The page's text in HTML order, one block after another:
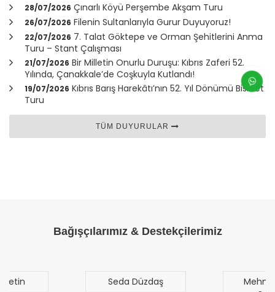
28/07/2026 Çınarlı Köyü Perşembe Akşam Turu
26/07/2026 Filenin Sultanlarıyla Gurur Duyuyoruz!
22/07/2026 7. Talat Göktepe ve Orman Şehitlerini Anma
Turu – Stant Çalışması
21/07/2026 Bir Milletin Onurlu Duruşu: Kıbrıs Zaferi 52.
Yılında, Çanakkale’de Coşkuyla Kutlandı!
19/07/2026 Kıbrıs Barış Harekâtı’nın 52. Yıl Dönümü Bisiklet
Turu
TÜM DUYURULAR
Bağışçılarımız & Destekçilerimiz